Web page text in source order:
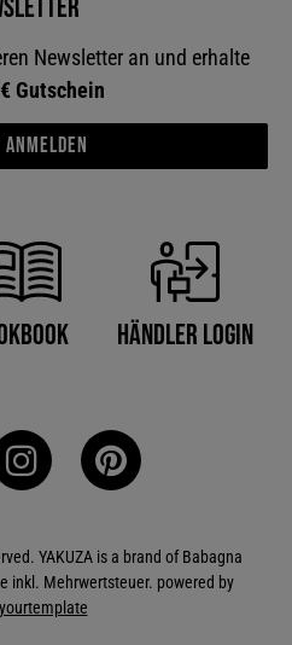
Newsletter an und erhalte
Gutschein
Händler Login
YAKUZA is a brand of Babagna
inkl. Mehrwertsteuer. powered by